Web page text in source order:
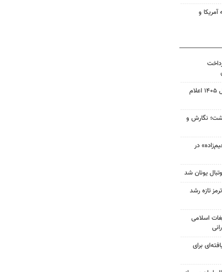
و
نتیجه آزمون ورودی سمپاد سال ۱۴۰۵ اعلام
نگارش و
در
یونان شد
تازه رشد
اسلامی
برای